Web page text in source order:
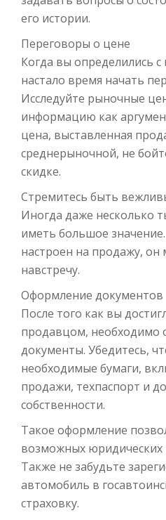
его истории.
Переговоры о цене
Когда вы определились
настало время начать
Исследуйте рыночные
информацию как
цена, выставленная
среднерыночной, не
скидке.
Стремитесь быть
Иногда даже несколько
иметь большое
настроен на продажу,
навстречу.
Оформление документов
После того как вы
продавцом, необходимо
документы. Убедитесь,
необходимые бумаги,
продажи, техпаспорт и
собственности.
Такое оформление
возможных
Также не забудьте
автомобиль в
страховку.